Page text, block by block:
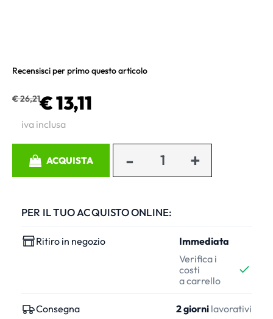
Recensisci per primo questo articolo
€ 26,21€ 13,11
iva inclusa
ACQUISTA
PER IL TUO ACQUISTO ONLINE:
Ritiro in negozio
Immediata
Verifica i
costi
a carrello
Consegna 2 giorni lavorativi